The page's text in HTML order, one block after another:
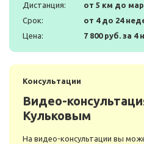
Дистанция:
от 5 км до
Срок:
от 4 до 24
Цена:
7 800 руб. за 4
Консультации
Видео-
Кульковым
На видео-консультации вы